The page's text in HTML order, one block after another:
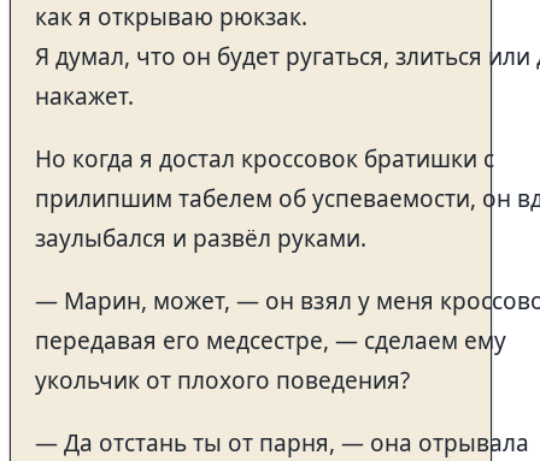
как я открываю рюкзак.
Я думал, что он будет ругаться, злиться
накажет.
Но когда я достал кроссовок братишки с
прилипшим табелем об успеваемости, он
заулыбался и развёл руками.
— Марин, может, — он взял у меня
передавая его медсестре, — сделаем ему
укольчик от плохого поведения?
— Да отстань ты от парня, — она отрывала